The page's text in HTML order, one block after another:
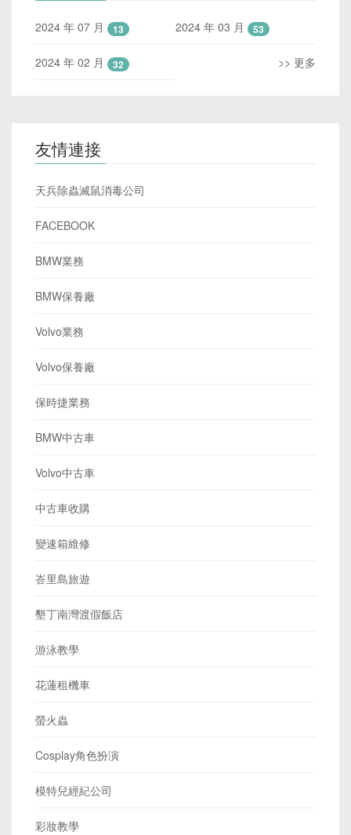
2024 年 07 月 13 2024 年 03 月 53
2024 年 02 月 32 >> 更多
友情連接
天兵除蟲滅鼠消毒公司
FACEBOOK
BMW業務
BMW保養廠
Volvo業務
Volvo保養廠
保時捷業務
BMW中古車
Volvo中古車
中古車收購
變速箱維修
峇里島旅遊
墾丁南灣渡假飯店
游泳教學
花蓮租機車
螢火蟲
Cosplay角色扮演
模特兒經紀公司
彩妝教學